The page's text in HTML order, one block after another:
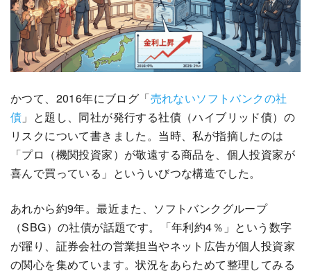
かつて、2016年にブログ「売れないソフトバンクの社
債 」と題し、同社が発行する社債（ハイブリッド債）の
リスクについて書きました。当時、私が指摘したのは
「プロ（機関投資家）が敬遠する商品を、個人投資家が
喜んで買っている」といういびつな構造でした。
あれから約9年。最近また、ソフトバンクグループ
（SBG）の社債が話題です。「年利約4％」という数字
が躍り、証券会社の営業担当やネット広告が個人投資家
の関心を集めています。状況をあらためて整理してみる